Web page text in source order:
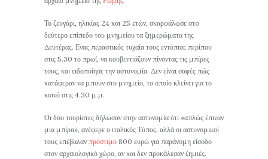
Το ζευγάρι, ηλικίας 24 και 25 ετών, σκαρφάλωσε στo
δεύτερο επίπεδο του μνημείου τα ξημερώματα της
Δευτέρας. Ενας περαστικός τυχαία τους εντόπισε περίπου
στις 5.30 το πρωί, να κουβεντιάζουν πίνοντας τις μπίρες
τους, και ειδοποίησε την αστυνομία. Δεν είναι σαφές πώς
κατάφεραν να μπουν στο μνημείο, το οποίο κλείνει για το
κοινό στις 4.30 μ.μ.
Οι δύο τουρίστες δήλωσαν στην αστυνομία ότι «απλώς έπιναν
μια μπίρα», ανέφερε ο ιταλικός Τύπος, αλλά οι αστυνομικοί
τους επέβαλαν πρόστιμο 800 ευρώ για παράνομη είσοδο
στον αρχαιολογικό χώρο, αν και δεν προκάλεσαν ζημιές.